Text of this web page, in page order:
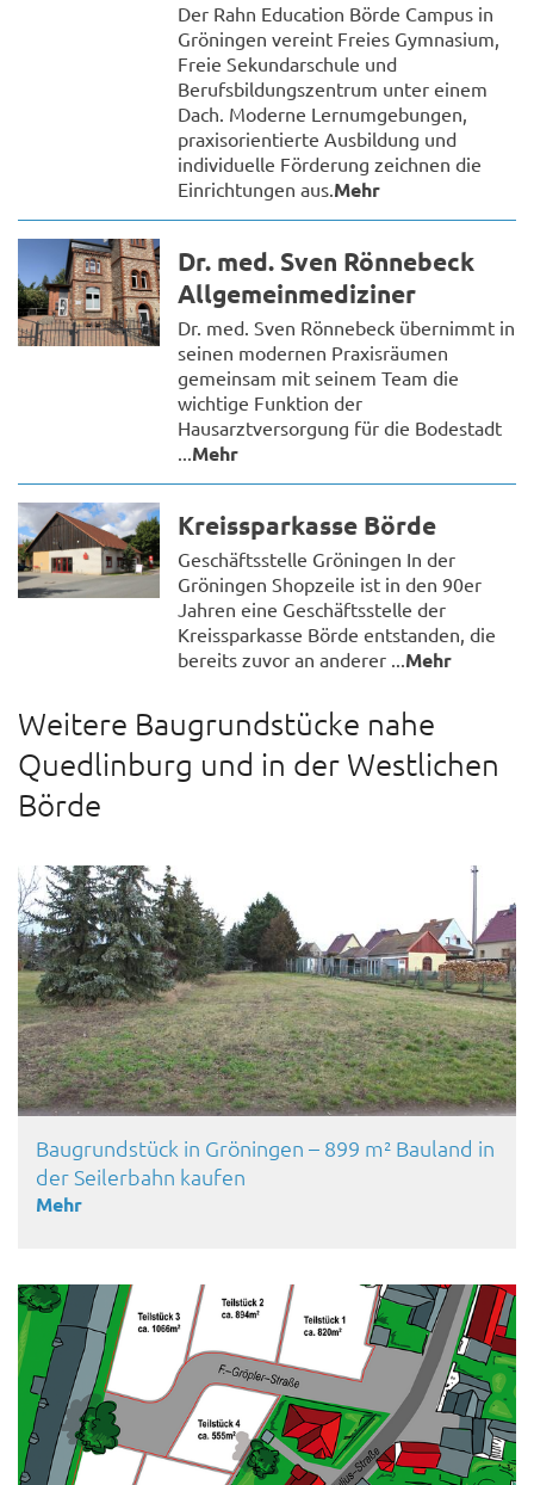
Der Rahn Education Börde Campus in
Gröningen vereint Freies Gymnasium,
Freie Sekundarschule und
Berufsbildungszentrum unter einem
Dach. Moderne Lernumgebungen,
praxisorientierte Ausbildung und
individuelle Förderung zeichnen die
Einrichtungen aus.Mehr
Dr. med. Sven Rönnebeck
Allgemeinmediziner
Dr. med. Sven Rönnebeck übernimmt in
seinen modernen Praxisräumen
gemeinsam mit seinem Team die
wichtige Funktion der
Hausarztversorgung für die Bodestadt
...Mehr
Kreissparkasse Börde
Geschäftsstelle Gröningen In der
Gröningen Shopzeile ist in den 90er
Jahren eine Geschäftsstelle der
Kreissparkasse Börde entstanden, die
bereits zuvor an anderer ...Mehr
Weitere Baugrundstücke nahe
Quedlinburg und in der Westlichen
Börde
Baugrundstück in Gröningen – 899 m² Bauland in
der Seilerbahn kaufen
Mehr